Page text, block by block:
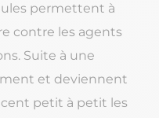
permettent à
contre les agents
Suite à une
et deviennent
petit à petit les